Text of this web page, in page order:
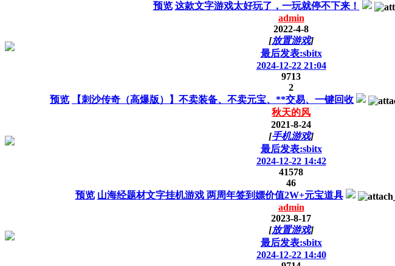
预览 这款文字游戏太好玩了，一玩就停不下来！
admin
2022-4-8
[放置游戏]
最后发表:sbitx
2024-12-22 21:04
9713
2
预览
【刺沙传奇（高爆版）】不卖装备、不卖元宝、**交易、一键回收
秋天的风
2021-8-24
[手机游戏]
最后发表:sbitx
2024-12-22 14:42
41578
46
预览 山海经题材文字挂机游戏 两周年签到嫖价值2W+元宝道具
admin
2023-8-17
[放置游戏]
最后发表:sbitx
2024-12-22 14:40